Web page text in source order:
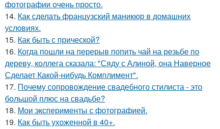
фотографии очень просто.
14. Как сделать французский маникюр в домашних
условиях.
15. Как быть с прической?
16. Когда пошли на перерыв попить чай на резьбе по
дереву, коллега сказала: "Сяду с Алиной, она Наверное
Сделает Какой-нибудь Комплимент".
17. Почему сопровождение свадебного стилиста - это
большой плюс на свадьбе?
18. Мои эксперименты с фотографией.
19. Как быть ухоженной в 40+.